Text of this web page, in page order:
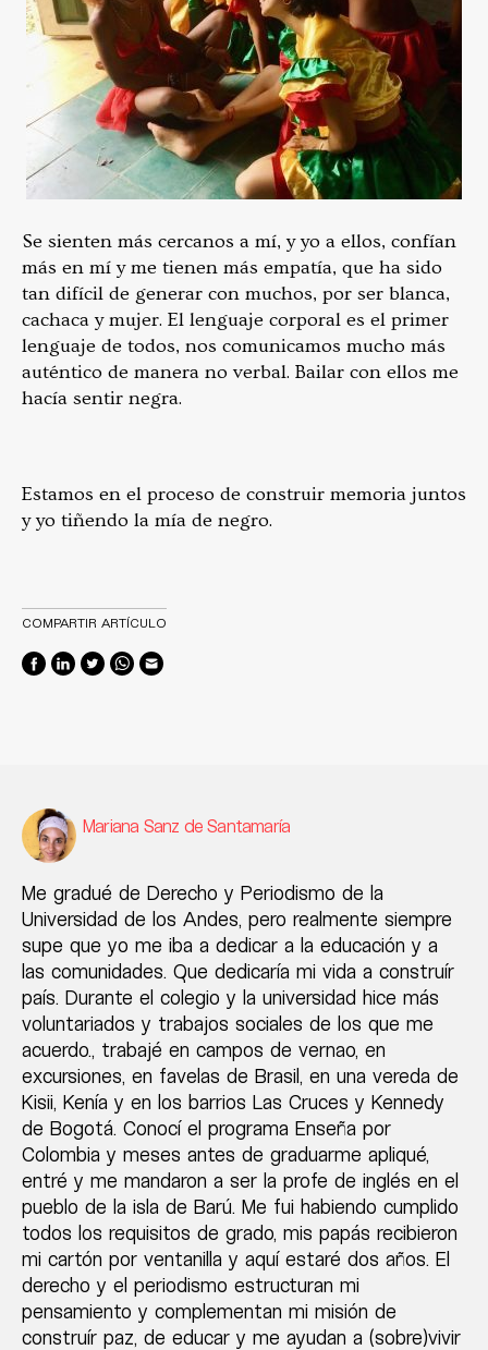
Se sienten más cercanos a mí, y yo a ellos, confían
más en mí y me tienen más empatía, que ha sido
tan difícil de generar con muchos, por ser blanca,
cachaca y mujer. El lenguaje corporal es el primer
lenguaje de todos, nos comunicamos mucho más
auténtico de manera no verbal. Bailar con ellos me
hacía sentir negra.
Estamos en el proceso de construir memoria juntos
y yo tiñendo la mía de negro.
COMPARTIR ARTÍCULO
Mariana Sanz de Santamaría
Me gradué de Derecho y Periodismo de la
Universidad de los Andes, pero realmente siempre
supe que yo me iba a dedicar a la educación y a
las comunidades. Que dedicaría mi vida a construír
país. Durante el colegio y la universidad hice más
voluntariados y trabajos sociales de los que me
acuerdo., trabajé en campos de vernao, en
excursiones, en favelas de Brasil, en una vereda de
Kisii, Kenía y en los barrios Las Cruces y Kennedy
de Bogotá. Conocí el programa Enseña por
Colombia y meses antes de graduarme apliqué,
entré y me mandaron a ser la profe de inglés en el
pueblo de la isla de Barú. Me fui habiendo cumplido
todos los requisitos de grado, mis papás recibieron
mi cartón por ventanilla y aquí estaré dos años. El
derecho y el periodismo estructuran mi
pensamiento y complementan mi misión de
construír paz, de educar y me ayudan a (sobre)vivir